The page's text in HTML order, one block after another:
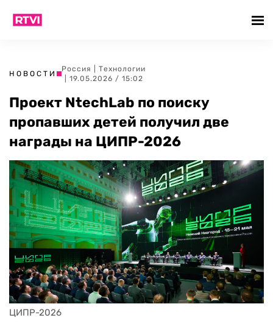
НОВОСТИ
Россия
Технологии
| 19.05.2026 / 15:02
Проект NtechLab по поиску
пропавших детей получил две
награды на ЦИПР-2026
ЦИПР-2026